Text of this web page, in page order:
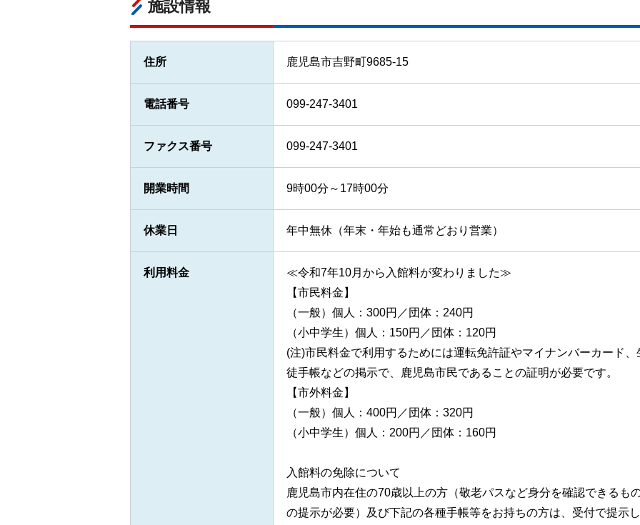
施設情報
住所 鹿児島市吉野町9685-15
電話番号 099-247-3401
ファクス番号 099-247-3401
開業時間 9時00分～17時00分
休業日 年中無休（年末・年始も通常どおり営業）
利用料金
≪令和7年10月から入館料が変わりました≫
【市民料金】
（一般）個人：300円／団体：240円
（小中学生）個人：150円／団体：120円
(注)市民料金で利用するためには運転免許証やマイナンバーカード、
徒手帳などの掲示で、鹿児島市民であることの証明が必要です。
【市外料金】
（一般）個人：400円／団体：320円
（小中学生）個人：200円／団体：160円
入館料の免除について
鹿児島市内在住の70歳以上の方（敬老パスなど身分を確認できるも
の提示が必要）及び下記の各種手帳等をお持ちの方は、受付で提示